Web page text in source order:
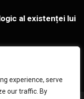
experience, serve
our traffic. By
al existenței lui